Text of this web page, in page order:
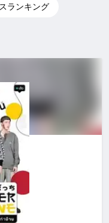
ランキング
alone